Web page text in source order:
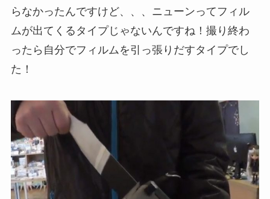
らなかったんですけど、、、ニューンってフィル
ムが出てくるタイプじゃないんですね！撮り終わ
ったら自分でフィルムを引っ張りだすタイプでし
た！